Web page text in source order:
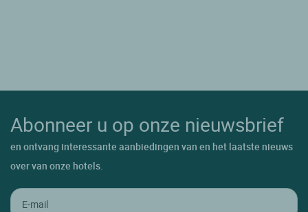
Abonneer u op onze nieuwsbrief
en ontvang interessante aanbiedingen van en het laatste nieuws
over van onze hotels.